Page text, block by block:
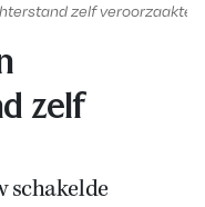
zelf veroorzaakte
zelf
schakelde